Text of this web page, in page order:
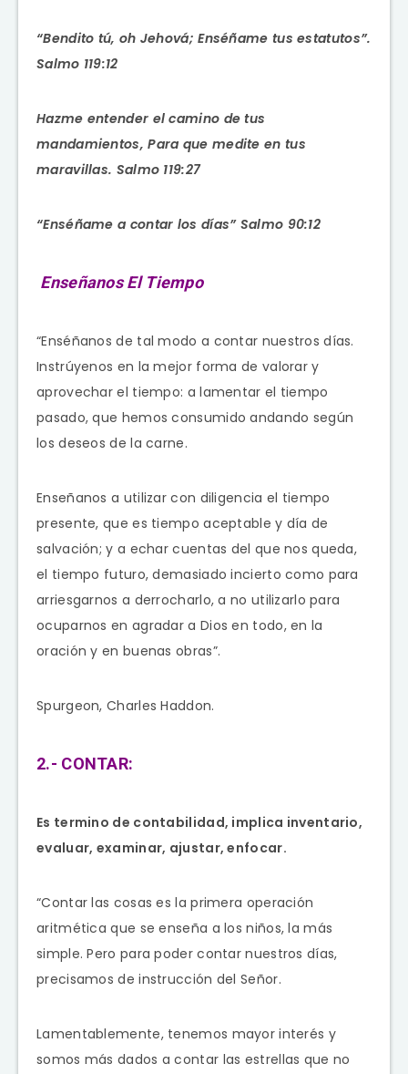
“Bendito tú, oh Jehová; Enséñame tus estatutos”.
Salmo 119:12
Hazme entender el camino de tus
mandamientos, Para que medite en tus
maravillas. Salmo 119:27
“Enséñame a contar los días” Salmo 90:12
Enseñanos El Tiempo
“Enséñanos de tal modo a contar nuestros días.
Instrúyenos en la mejor forma de valorar y
aprovechar el tiempo: a lamentar el tiempo
pasado, que hemos consumido andando según
los deseos de la carne.
Enseñanos a utilizar con diligencia el tiempo
presente, que es tiempo aceptable y día de
salvación; y a echar cuentas del que nos queda,
el tiempo futuro, demasiado incierto como para
arriesgarnos a derrocharlo, a no utilizarlo para
ocuparnos en agradar a Dios en todo, en la
oración y en buenas obras”.
Spurgeon, Charles Haddon.
2.- CONTAR:
Es termino de contabilidad, implica inventario,
evaluar, examinar, ajustar, enfocar.
“Contar las cosas es la primera operación
aritmética que se enseña a los niños, la más
simple. Pero para poder contar nuestros días,
precisamos de instrucción del Señor.
Lamentablemente, tenemos mayor interés y
somos más dados a contar las estrellas que no